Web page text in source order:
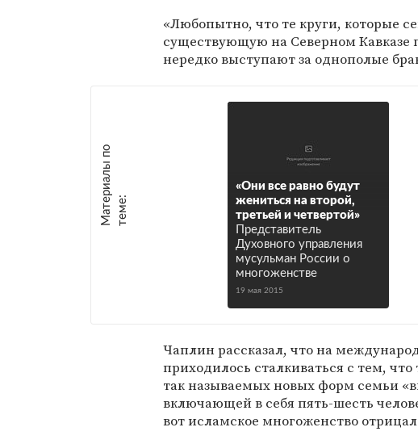
«Любопытно, что те круги, которые
существующую на Северном Кавказе
нередко выступают за однополые
М
а
т е
р
и
а
л
ы
п
о
т
е
м
е :
«Они все равно будут
жениться на второй,
третьей и четвертой»
Представитель
Духовного управления
мусульман России о
многоженстве
19 мая 2015
Чаплин рассказал, что на
приходилось сталкиваться с тем,
так называемых новых форм семьи
включающей в себя пять-шесть
вот исламское многоженство